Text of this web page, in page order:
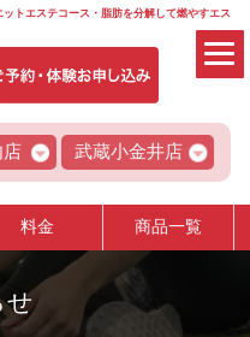
トエステコース・脂肪を分解して燃やすエス
店 武蔵小金井店
料金 商品一覧
せ